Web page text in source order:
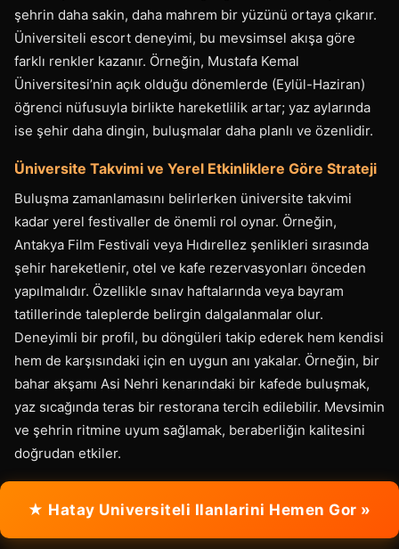
şehrin daha sakin, daha mahrem bir yüzünü ortaya çıkarır.
Üniversiteli escort deneyimi, bu mevsimsel akışa göre
farklı renkler kazanır. Örneğin, Mustafa Kemal
Üniversitesi’nin açık olduğu dönemlerde (Eylül-Haziran)
öğrenci nüfusuyla birlikte hareketlilik artar; yaz aylarında
ise şehir daha dingin, buluşmalar daha planlı ve özenlidir.
Üniversite Takvimi ve Yerel Etkinliklere Göre Strateji
Buluşma zamanlamasını belirlerken üniversite takvimi
kadar yerel festivaller de önemli rol oynar. Örneğin,
Antakya Film Festivali veya Hıdırellez şenlikleri sırasında
şehir hareketlenir, otel ve kafe rezervasyonları önceden
yapılmalıdır. Özellikle sınav haftalarında veya bayram
tatillerinde taleplerde belirgin dalgalanmalar olur.
Deneyimli bir profil, bu döngüleri takip ederek hem kendisi
hem de karşısındaki için en uygun anı yakalar. Örneğin, bir
bahar akşamı Asi Nehri kenarındaki bir kafede buluşmak,
yaz sıcağında teras bir restorana tercih edilebilir. Mevsimin
ve şehrin ritmine uyum sağlamak, beraberliğin kalitesini
doğrudan etkiler.
★ Hatay Universiteli Ilanlarini Hemen Gor »